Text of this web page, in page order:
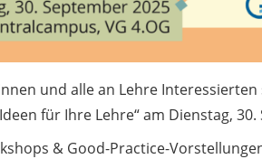
und alle an Lehre
für Ihre Lehre“ am Dienstag,
& Good-Practice-